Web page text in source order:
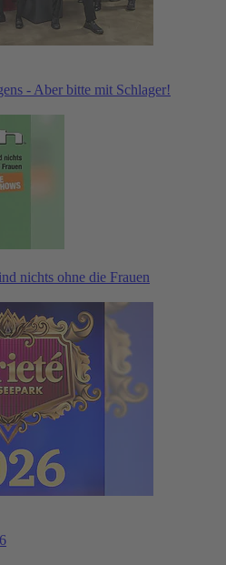
- Aber bitte mit Schlager!
nichts ohne die Frauen